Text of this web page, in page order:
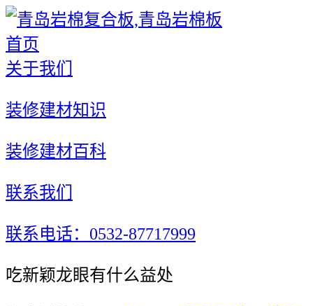
首页
关于我们
装修建材知识
装修建材百科
联系我们
联系电话：0532-87717999
吃新颖龙眼有什么益处